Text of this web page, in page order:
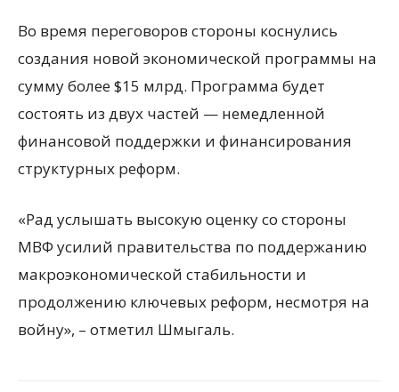
Во время переговоров стороны коснулись
создания новой экономической программы на
сумму более $15 млрд. Программа будет
состоять из двух частей — немедленной
финансовой поддержки и финансирования
структурных реформ.
«Рад услышать высокую оценку со стороны
МВФ усилий правительства по поддержанию
макроэкономической стабильности и
продолжению ключевых реформ, несмотря на
войну», – отметил Шмыгаль.